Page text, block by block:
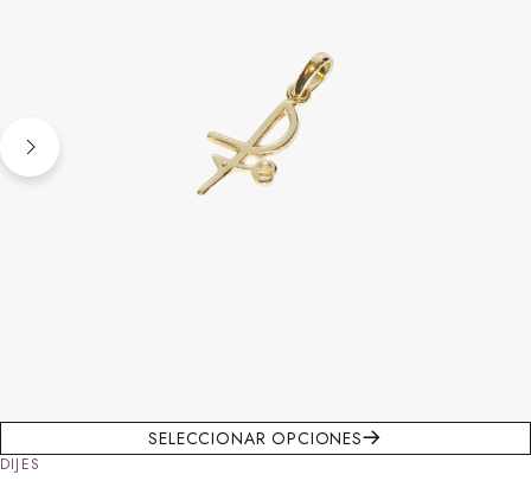
SELECCIONAR OPCIONES
DIJES